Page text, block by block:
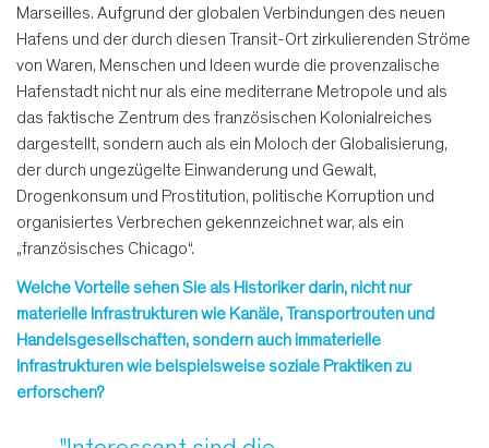
Marseilles. Aufgrund der globalen Verbindungen des neuen
Hafens und der durch diesen Transit-Ort zirkulierenden Ströme
von Waren, Menschen und Ideen wurde die provenzalische
Hafenstadt nicht nur als eine mediterrane Metropole und als
das faktische Zentrum des französischen Kolonialreiches
dargestellt, sondern auch als ein Moloch der Globalisierung,
der durch ungezügelte Einwanderung und Gewalt,
Drogenkonsum und Prostitution, politische Korruption und
organisiertes Verbrechen gekennzeichnet war, als ein
„französisches Chicago“.
Welche Vorteile sehen Sie als Historiker darin, nicht nur
materielle Infrastrukturen wie Kanäle, Transportrouten und
Handelsgesellschaften, sondern auch immaterielle
Infrastrukturen wie beispielsweise soziale Praktiken zu
erforschen?